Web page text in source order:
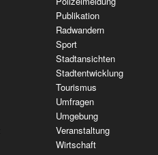
Publikation
Radwandern
Sport
Stadtansichten
Stadtentwicklung
Tourismus
Umfragen
Umgebung
Veranstaltung
Wirtschaft